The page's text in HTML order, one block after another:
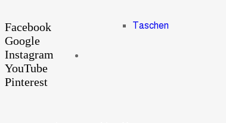
Taschen
Facebook
Google
Instagram
YouTube
Pinterest